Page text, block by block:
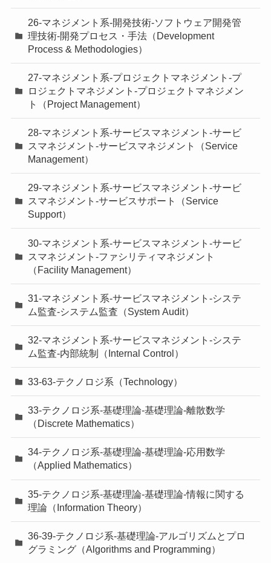
26-マネジメント系-開発技術-ソフトウェア開発管
理技術-開発プロセス・手法（Development
Process & Methodologies）
27-マネジメント系-プロジェクトマネジメント-プ
ロジェクトマネジメント-プロジェクトマネジメン
ト（Project Management）
28-マネジメント系-サービスマネジメント-サービ
スマネジメント-サービスマネジメント（Service
Management）
29-マネジメント系-サービスマネジメント-サービ
スマネジメント-サービスサポート（Service
Support）
30-マネジメント系-サービスマネジメント-サービ
スマネジメント-ファシリティマネジメント
（Facility Management）
31-マネジメント系-サービスマネジメント-システ
ム監査-システム監査（System Audit）
32-マネジメント系-サービスマネジメント-システ
ム監査-内部統制（Internal Control）
33-63-テクノロジ系（Technology）
33-テクノロジ系-基礎理論-基礎理論-離散数学
（Discrete Mathematics）
34-テクノロジ系-基礎理論-基礎理論-応用数学
（Applied Mathematics）
35-テクノロジ系-基礎理論-基礎理論-情報に関する
理論（Information Theory）
36-39-テクノロジ系-基礎理論-アルゴリズムとプロ
グラミング（Algorithms and Programming）